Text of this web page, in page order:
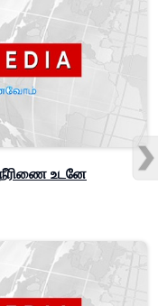
உடனே